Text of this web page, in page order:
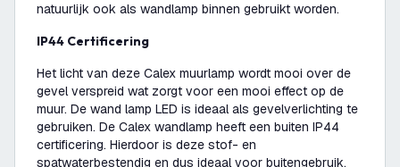
natuurlijk ook als wandlamp binnen gebruikt worden.
IP44 Certificering
Het licht van deze Calex muurlamp wordt mooi over de
gevel verspreid wat zorgt voor een mooi effect op de
muur. De wand lamp LED is ideaal als gevelverlichting te
gebruiken. De Calex wandlamp heeft een buiten IP44
certificering. Hierdoor is deze stof- en
spatwaterbestendig en dus ideaal voor buitengebruik.